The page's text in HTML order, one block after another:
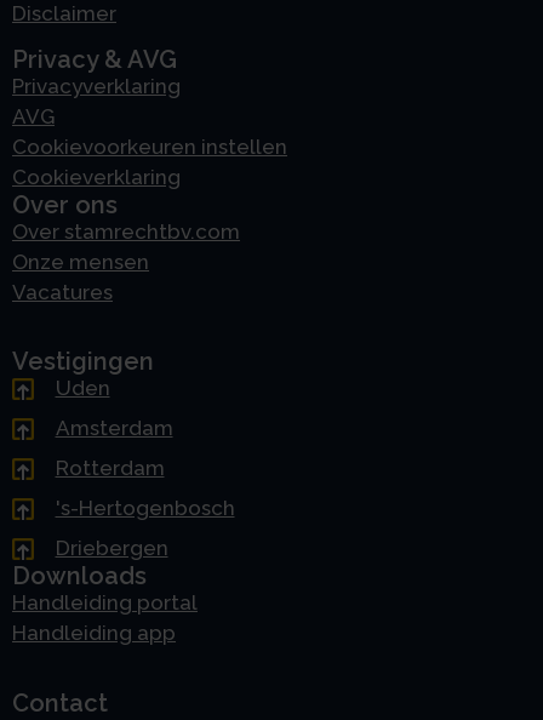
Disclaimer
Privacy & AVG
Privacyverklaring
AVG
Cookievoorkeuren instellen
Cookieverklaring
Over ons
Over stamrechtbv.com
Onze mensen
Vacatures
Vestigingen
Uden
Amsterdam
Rotterdam
's-Hertogenbosch
Driebergen
Downloads
Handleiding portal
Handleiding app
Contact